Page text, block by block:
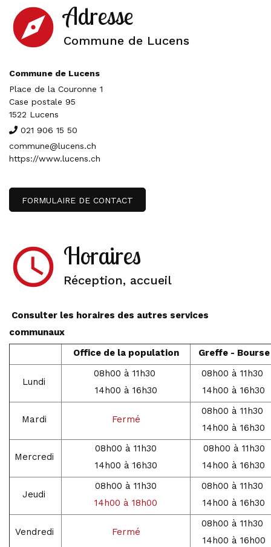
explore Adresse
Commune de Lucens
Commune de Lucens
Place de la Couronne 1
Case postale 95
1522 Lucens
021 906 15 50
commune@lucens.ch
https://www.lucens.ch
FORMULAIRE DE CONTACT
access_time Horaires
Réception, accueil
Consulter les horaires des autres services
communaux
Office de la population
Greffe - Bourse
Lundi
08h00 à 11h30
14h00 à 16h30
08h00 à 11h30
14h00 à 16h30
Mardi Fermé
08h00 à 11h30
14h00 à 16h30
Mercredi
08h00 à 11h30
14h00 à 16h30
08h00 à 11h30
14h00 à 16h30
Jeudi
08h00 à 11h30
14h00 à 18h00
08h00 à 11h30
14h00 à 16h30
Vendredi Fermé
08h00 à 11h30
14h00 à 16h00